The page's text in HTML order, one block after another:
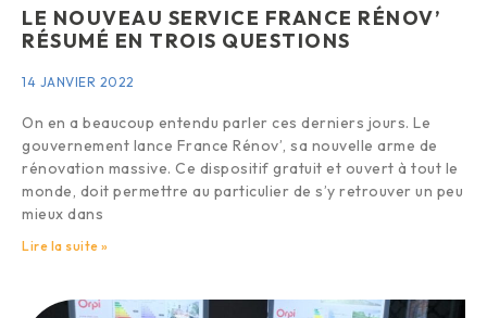
LE NOUVEAU SERVICE FRANCE RÉNOV’
RÉSUMÉ EN TROIS QUESTIONS
14 JANVIER 2022
On en a beaucoup entendu parler ces derniers jours. Le
gouvernement lance France Rénov’, sa nouvelle arme de
rénovation massive. Ce dispositif gratuit et ouvert à tout le
monde, doit permettre au particulier de s’y retrouver un peu
mieux dans
Lire la suite »